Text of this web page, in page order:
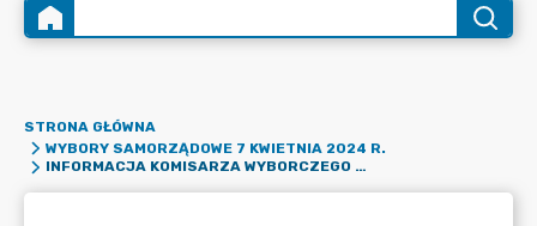
STRONA GŁÓWNA
WYBORY SAMORZĄDOWE 7 KWIETNIA 2024 R.
INFORMACJA KOMISARZA WYBORCZEGO W JELENIEJ GÓRZE II Z DNIA 22 LUTEGO 2024 R. O MOŻLIWOŚCI DOKONANIA DODATKOWYCH ZGŁOSZEŃ KANDYDATÓW NA CZŁONKÓW TERYTORIALNYCH KOMISJI WYBORCZYCH ORAZ MIEJSCU, DACIE I GODZINIE LOSOWANIA KANDYDATÓW DO SKŁADÓW TYCH KOMISJI